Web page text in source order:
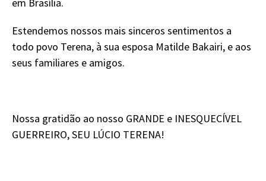
em Brasília.
Estendemos nossos mais sinceros sentimentos a
todo povo Terena, à sua esposa Matilde Bakairi, e aos
seus familiares e amigos.
Nossa gratidão ao nosso GRANDE e INESQUECÍVEL
GUERREIRO, SEU LÚCIO TERENA!